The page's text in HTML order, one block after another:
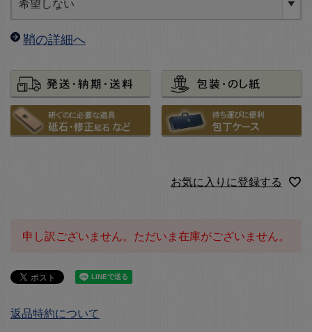
鞘の詳細へ
お気に入りに登録する
申し訳ございません。ただいま在庫がございません。
返品特約について